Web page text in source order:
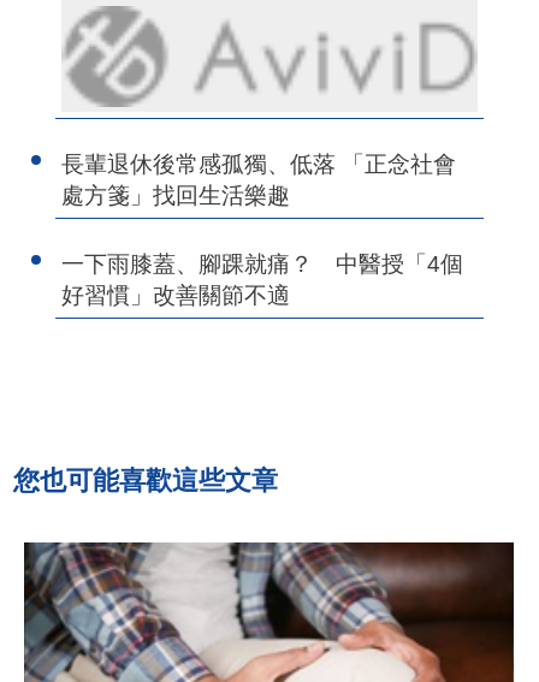
長輩退休後常感孤獨、低落 「正念社會
處方箋」找回生活樂趣
一下雨膝蓋、腳踝就痛？ 中醫授「4個
好習慣」改善關節不適
您也可能喜歡這些文章